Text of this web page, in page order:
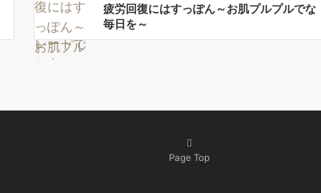
疲労回復にはすっぽん～お肌プルプルでな
毎日を～
Page Top